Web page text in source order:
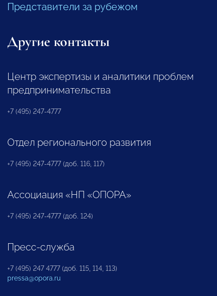
Представители за рубежом
Другие контакты
Центр экспертизы и аналитики проблем
предпринимательства
+7 (495) 247-4777
Отдел регионального развития
+7 (495) 247-4777 (доб. 116, 117)
Ассоциация «НП «ОПОРА»
+7 (495) 247-4777 (доб. 124)
Пресс-служба
+7 (495) 247 4777 (доб. 115, 114, 113)
pressa@opora.ru